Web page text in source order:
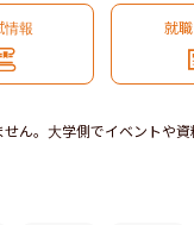
情報 就
ん。大学側でイベントや